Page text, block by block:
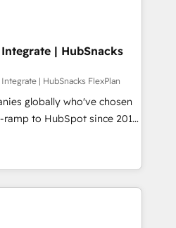
and more Experience
to see how AI + HubSpot
custom modules,
content and
With our bright
can-do mentality, we
basis. So tell us
you! Driving digital
| HubSnacks
| HubSnacks FlexPlan
globally who've chosen
ramp to HubSpot since 2014
that accelerate value...
New or Check-fixing existing
3️⃣ Integrate |
API Integration project... ⬅️